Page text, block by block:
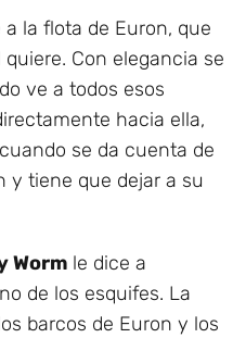
la flota de Euron, que
Con elegancia se
ve a todos esos
hacia ella,
se da cuenta de
y tiene que dejar a su
Worm le dice a
de los esquifes. La
barcos de Euron y los